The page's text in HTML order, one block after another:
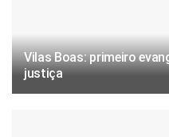
Vilas Boas: primeiro
justiça